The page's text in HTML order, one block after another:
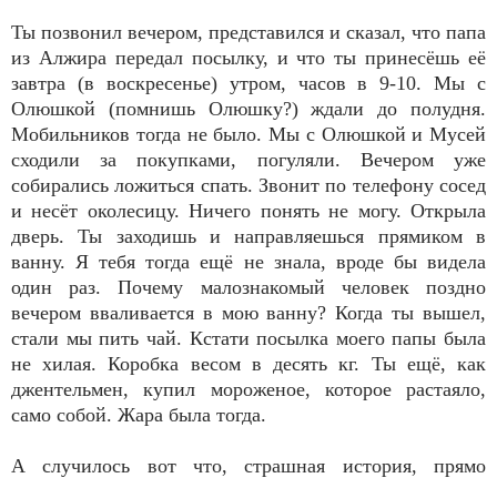
Ты позвонил вечером, представился и сказал, что папа
из Алжира передал посылку, и что ты принесёшь её
завтра (в воскресенье) утром, часов в 9-10. Мы с
Олюшкой (помнишь Олюшку?) ждали до полудня.
Мобильников тогда не было. Мы с Олюшкой и Мусей
сходили за покупками, погуляли. Вечером уже
собирались ложиться спать. Звонит по телефону сосед
и несёт околесицу. Ничего понять не могу. Открыла
дверь. Ты заходишь и направляешься прямиком в
ванну. Я тебя тогда ещё не знала, вроде бы видела
один раз. Почему малознакомый человек поздно
вечером вваливается в мою ванну? Когда ты вышел,
стали мы пить чай. Кстати посылка моего папы была
не хилая. Коробка весом в десять кг. Ты ещё, как
джентельмен, купил мороженое, которое растаяло,
само собой. Жара была тогда.
А случилось вот что, страшная история, прямо